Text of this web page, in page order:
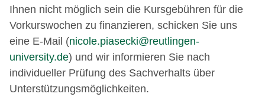
Ihnen nicht möglich sein die Kursgebühren für die
Vorkurswochen zu finanzieren, schicken Sie uns
eine E-Mail (nicole.piasecki@reutlingen-
university.de) und wir informieren Sie nach
individueller Prüfung des Sachverhalts über
Unterstützungsmöglichkeiten.